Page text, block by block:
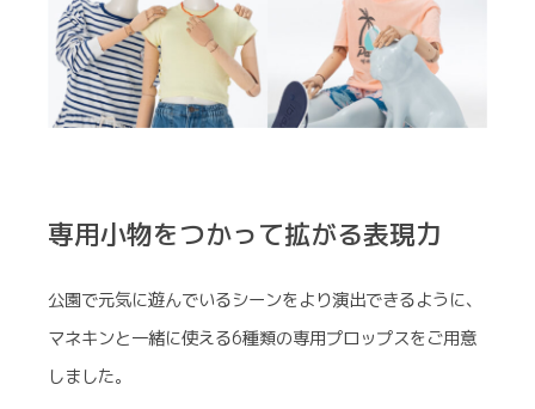
専用小物をつかって拡がる表現力
公園で元気に遊んでいるシーンをより演出できるように、
マネキンと一緒に使える6種類の専用プロップスをご用意
しました。